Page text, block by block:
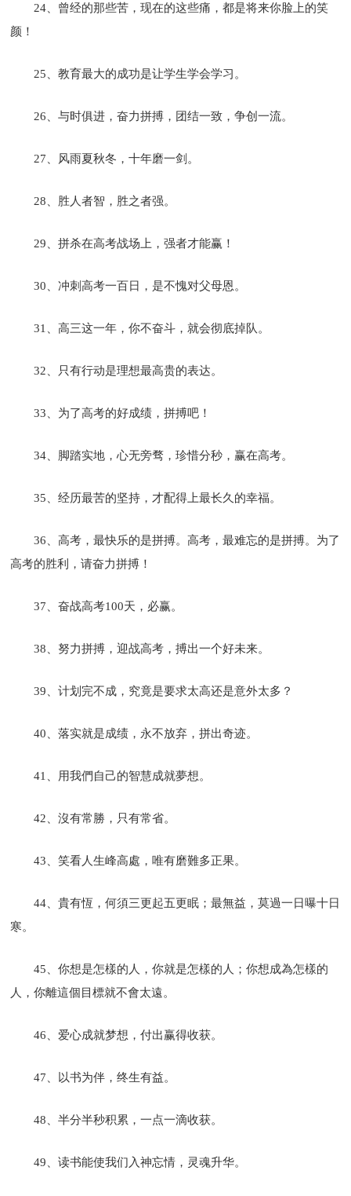
24、曾经的那些苦，现在的这些痛，都是将来你脸上的笑
颜！
25、教育最大的成功是让学生学会学习。
26、与时俱进，奋力拼搏，团结一致，争创一流。
27、风雨夏秋冬，十年磨一剑。
28、胜人者智，胜之者强。
29、拼杀在高考战场上，强者才能赢！
30、冲刺高考一百日，是不愧对父母恩。
31、高三这一年，你不奋斗，就会彻底掉队。
32、只有行动是理想最高贵的表达。
33、为了高考的好成绩，拼搏吧！
34、脚踏实地，心无旁骛，珍惜分秒，赢在高考。
35、经历最苦的坚持，才配得上最长久的幸福。
36、高考，最快乐的是拼搏。高考，最难忘的是拼搏。为了
高考的胜利，请奋力拼搏！
37、奋战高考100天，必赢。
38、努力拼搏，迎战高考，搏出一个好未来。
39、计划完不成，究竟是要求太高还是意外太多？
40、落实就是成绩，永不放弃，拼出奇迹。
41、用我們自己的智慧成就夢想。
42、沒有常勝，只有常省。
43、笑看人生峰高處，唯有磨難多正果。
44、貴有恆，何須三更起五更眠；最無益，莫過一日曝十日
寒。
45、你想是怎樣的人，你就是怎樣的人；你想成為怎樣的
人，你離這個目標就不會太遠。
46、爱心成就梦想，付出赢得收获。
47、以书为伴，终生有益。
48、半分半秒积累，一点一滴收获。
49、读书能使我们入神忘情，灵魂升华。